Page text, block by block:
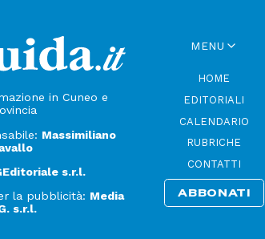
in Cuneo e
Massimiliano
s.r.l.
la pubblicità: Media
s.r.l.
MENU
HOME
EDITORIALI
CALENDARIO
RUBRICHE
CONTATTI
ABBONATI